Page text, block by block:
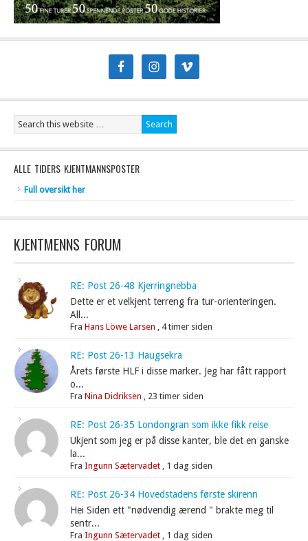
ALLE TIDERS KJENTMANNSPOSTER
Full oversikt her
KJENTMENNS FORUM
RE: Post 26-48 Kjerringnebba
Dette er et velkjent terreng fra tur-orienteringen.
All...
FraHans Löwe Larsen , 4 timer siden
RE: Post 26-13 Haugsekra
Årets første HLF i disse marker. Jeg har fått rapport
o...
FraNina Didriksen , 23 timer siden
RE: Post 26-35 Londongran som ikke fikk reise
Ukjent som jeg er på disse kanter, ble det en ganske
la...
FraIngunn Sætervadet , 1 dag siden
RE: Post 26-34 Hovedstadens første skirenn
Hei Siden ett "nødvendig ærend " brakte meg til
sentr...
FraIngunn Sætervadet , 1 dag siden